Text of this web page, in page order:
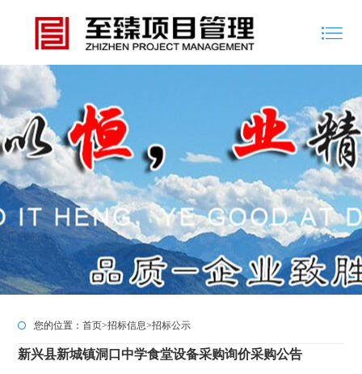
您的位置：首页>招标信息>招标公示
新兴县新城镇洞口中学食堂设备采购询价采购公告